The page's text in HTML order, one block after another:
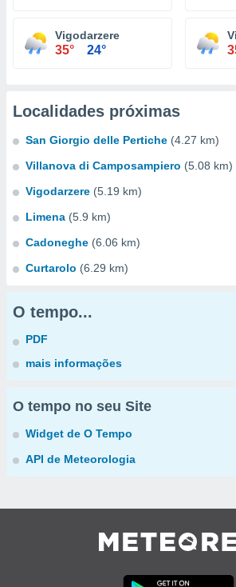
Vigodarzere
35° 24°
Localidades próximas
San Giorgio delle Pertiche (4.27 km)
Villanova di Camposampiero (5.08 km)
Vigodarzere (5.19 km)
Limena (5.9 km)
Cadoneghe (6.06 km)
Curtarolo (6.29 km)
O tempo...
PDF
mais informações
O tempo no seu Site
Widget de O Tempo
API de Meteorologia